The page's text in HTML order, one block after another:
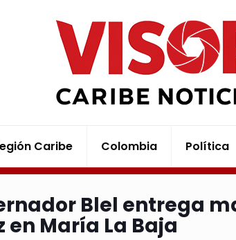
Caribe Colombia Política
Blel entrega
en María La Baja